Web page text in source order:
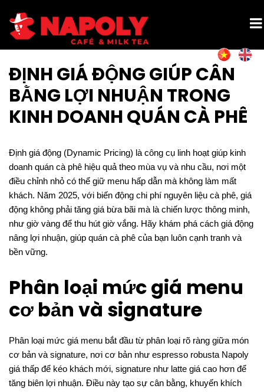
ĐỊNH GIÁ ĐỘNG GIÚP CÂN
BẰNG LỢI NHUẬN TRONG
KINH DOANH QUÁN CÀ PHÊ
Định giá động (Dynamic Pricing) là công cụ linh hoạt giúp kinh
doanh quán cà phê hiệu quả theo mùa vụ và nhu cầu, nơi một
điều chỉnh nhỏ có thể giữ menu hấp dẫn mà không làm mất
khách. Năm 2025, với biến động chi phí nguyên liệu cà phê, giá
động không phải tăng giá bừa bãi mà là chiến lược thông minh,
như giờ vàng để thu hút giờ vắng. Hãy khám phá cách giá động
nâng lợi nhuận, giúp quán cà phê của bạn luôn cạnh tranh và
bền vững.
Phân loại mức giá menu
cơ bản và signature
Phân loại mức giá menu bắt đầu từ phân loại rõ ràng giữa món
cơ bản và signature, nơi cơ bản như espresso robusta Napoly
giá thấp để kéo khách mới, signature như latte giá cao hơn để
tăng biên lợi nhuận. Điều này tạo sự cân bằng, khuyến khích